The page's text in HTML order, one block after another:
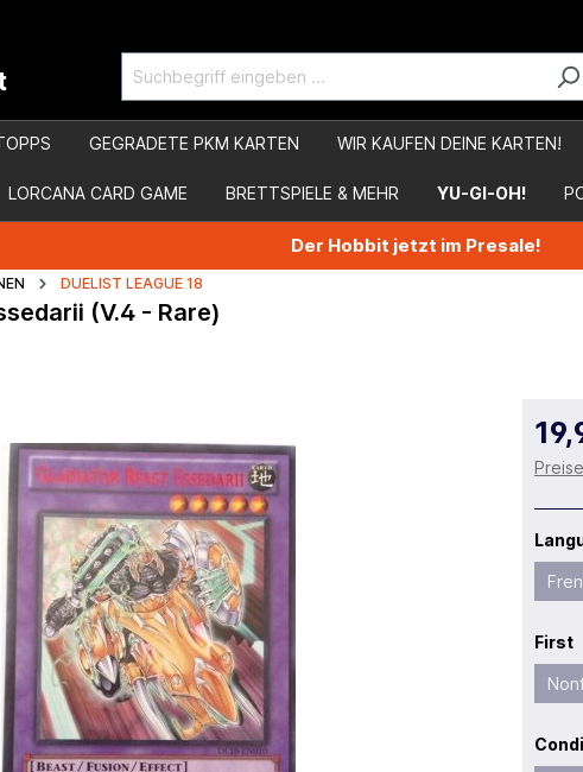
GEGRADETE PKM KARTEN WIR KAUFEN DEINE KARTEN!
LORCANA CARD GAME BRETTSPIELE & MEHR YU-GI-OH!
Der Hobbit jetzt im Presale!
DUELIST LEAGUE 18
(V.4 - Rare)
First